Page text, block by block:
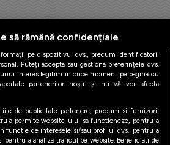
să rămână confidențiale
pe dispozitivul dvs., precum identificatorii
Puteți accepta sau gestiona preferințele dvs.
interes legitim în orice moment pe pagina cu
partenerilor noștri și nu vă vor afecta
de publicitate partenere, precum si furnizorii
a permite website-ului sa functioneze, pentru a
functie de interesele si/sau profilul dvs., pentru a
a analiza traficul pe website. Beneficiati de